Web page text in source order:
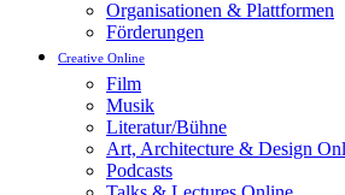
Organisationen & Plattformen
Förderungen
Creative Online
Film
Musik
Literatur/Bühne
Art, Architecture & Design
Podcasts